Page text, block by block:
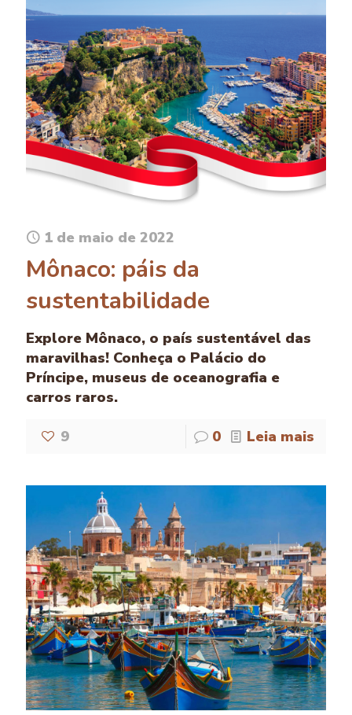
1 de maio de 2022
Mônaco: páis da
sustentabilidade
Explore Mônaco, o país sustentável das
maravilhas! Conheça o Palácio do
Príncipe, museus de oceanografia e
carros raros.
9 0 Leia mais